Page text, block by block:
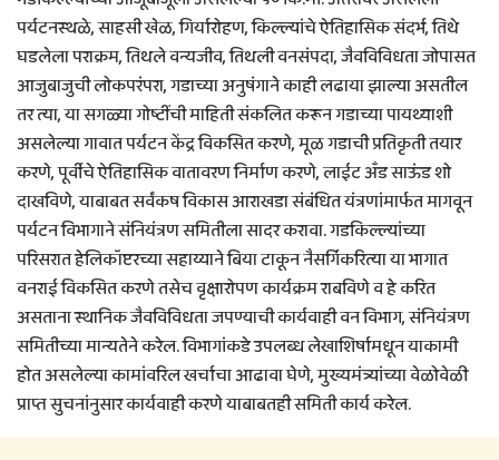
पर्यटनस्थळे, साहसी खेळ, गिर्यारोहण, किल्ल्यांचे ऐतिहासिक संदर्भ, तिथे
घडलेला पराक्रम, तिथले वन्यजीव, तिथली वनसंपदा, जैवविविधता जोपासत
आजुबाजुची लोकपरंपरा, गडाच्या अनुषंगाने काही लढाया झाल्या असतील
तर त्या, या सगळ्या गोष्टींची माहिती संकलित करून गडाच्या पायथ्याशी
असलेल्या गावात पर्यटन केंद्र विकसित करणे, मूळ गडाची प्रतिकृती तयार
करणे, पूर्वीचे ऐतिहासिक वातावरण निर्माण करणे, लाईट अँड साऊंड शो
दाखविणे, याबाबत सर्वंकष विकास आराखडा संबंधित यंत्रणांमार्फत मागवून
पर्यटन विभागाने संनियंत्रण समितीला सादर करावा. गडकिल्ल्यांच्या
परिसरात हेलिकॉप्टरच्या सहाय्याने बिया टाकून नैसर्गिकरित्या या भागात
वनराई विकसित करणे तसेच वृक्षारोपण कार्यक्रम राबविणे व हे करित
असताना स्थानिक जैवविविधता जपण्याची कार्यवाही वन विभाग, संनियंत्रण
समितीच्या मान्यतेने करेल. विभागांकडे उपलब्ध लेखाशिर्षामधून याकामी
होत असलेल्या कामांवरिल खर्चाचा आढावा घेणे, मुख्यमंत्र्यांच्या वेळोवेळी
प्राप्त सुचनांनुसार कार्यवाही करणे याबाबतही समिती कार्य करेल.